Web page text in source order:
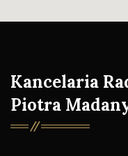
Kancelaria
Piotra